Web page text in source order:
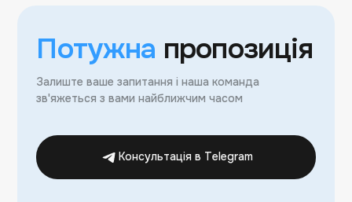
Потужна пропозиція
Залиште ваше запитання і наша команда
зв'яжеться з вами найближчим часом
Консультація в Telegram